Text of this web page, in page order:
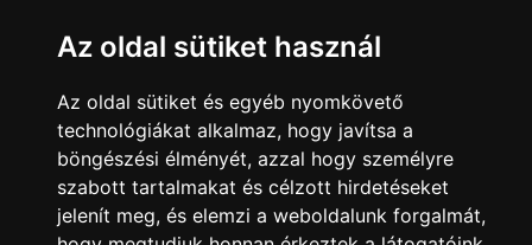
Ha a fenti adatokban hibát talál, azt azittolvasható
Az oldal sütiket használ
Az oldal sütiket és egyéb nyomkövető
technológiákat alkalmaz, hogy javítsa a
böngészési élményét, azzal hogy személyre
szabott tartalmakat és célzott hirdetéseket
jelenít meg, és elemzi a weboldalunk forgalmát,